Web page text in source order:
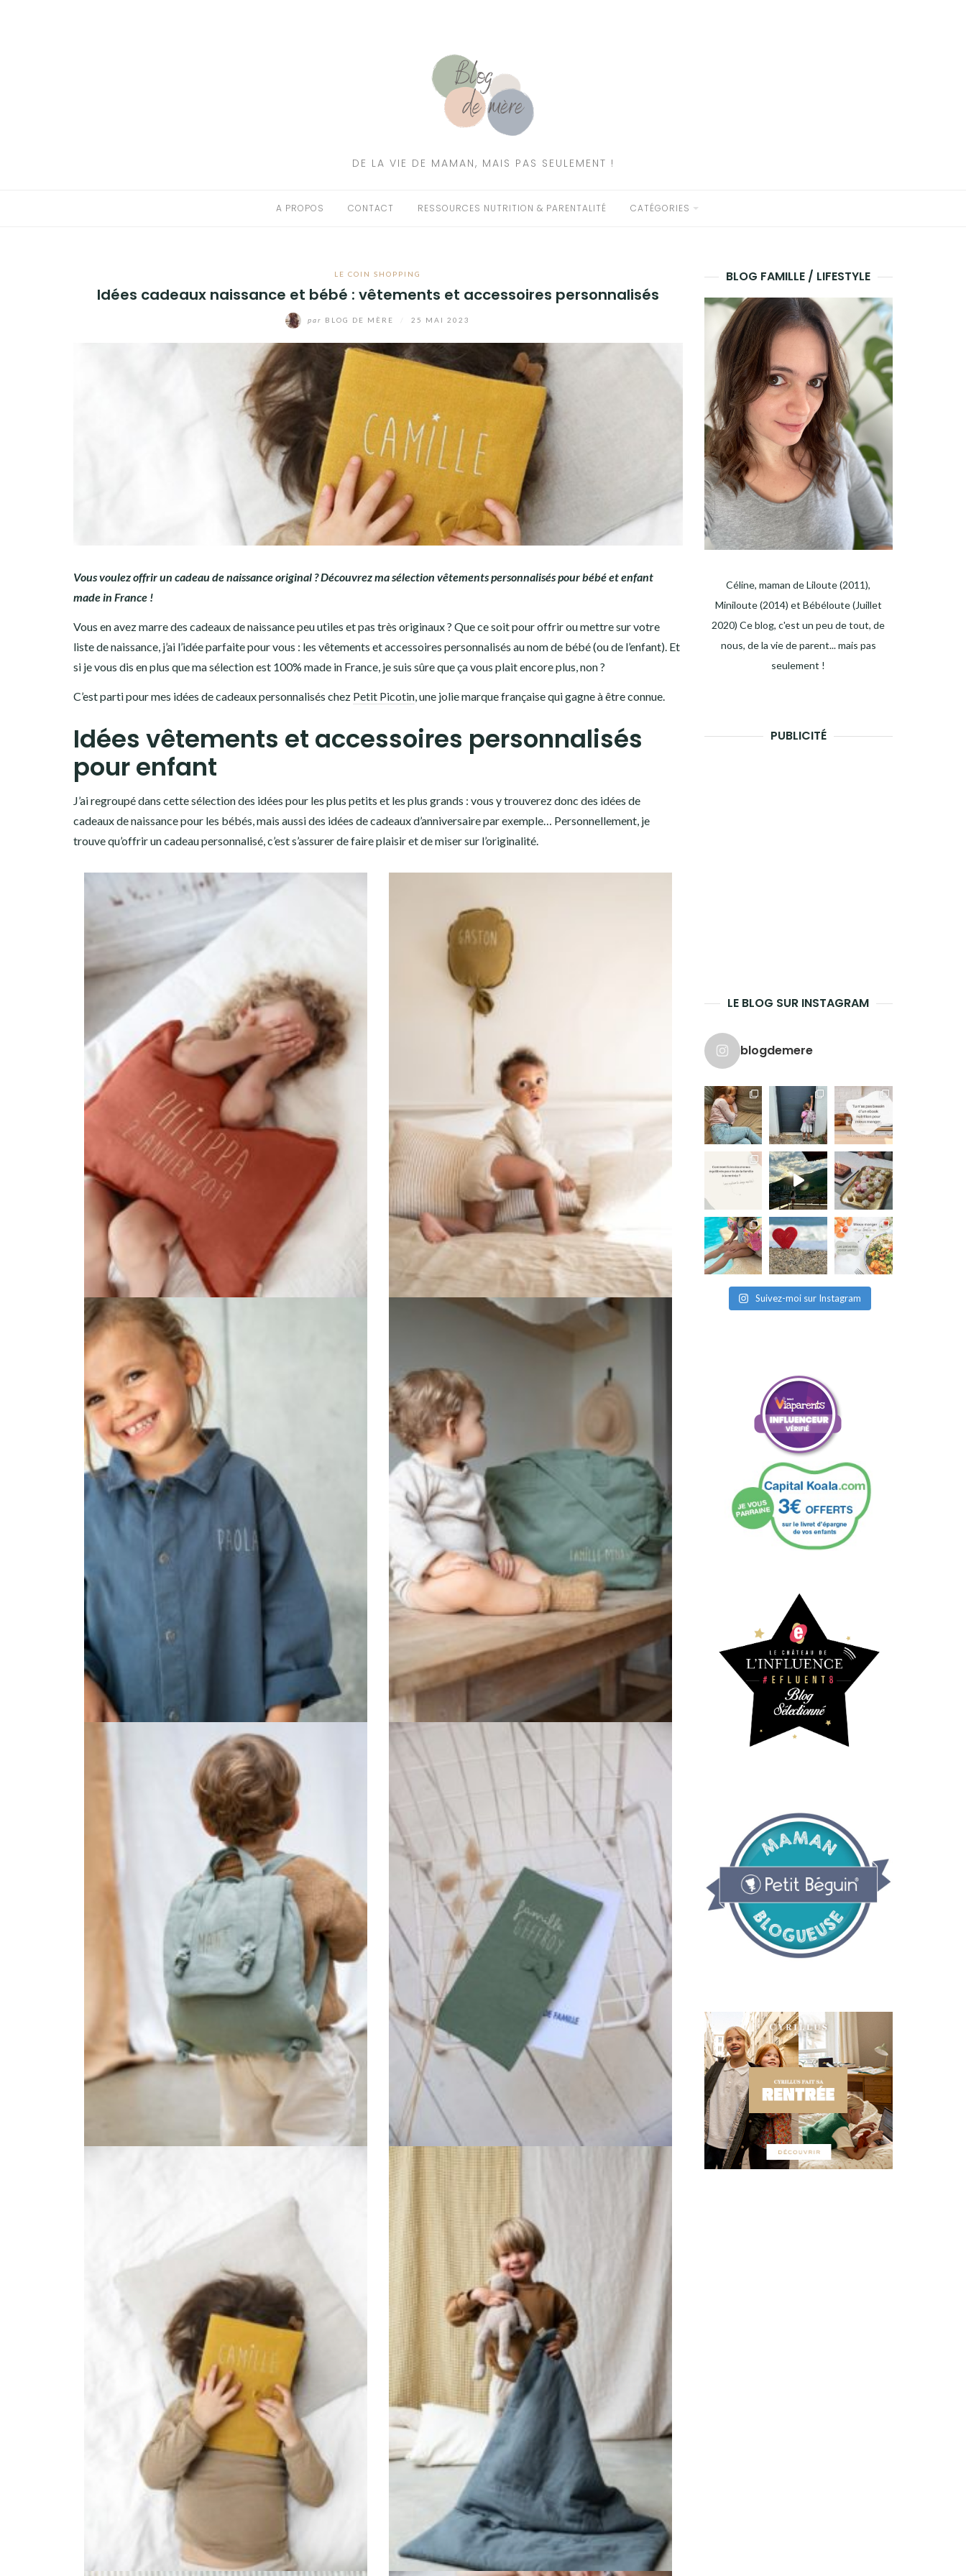
DE LA VIE DE MAMAN, MAIS PAS SEULEMENT !
A PROPOS CONTACT RESSOURCES NUTRITION & PARENTALITÉ CATÉGORIES
LE COIN SHOPPING
Idées cadeaux naissance et bébé : vêtements et accessoires personnalisés
par BLOG DE MÈRE 25 MAI 2023
Vous voulez offrir un cadeau de naissance original ? Découvrez ma sélection vêtements personnalisés pour bébé et enfant
made in France !
Vous en avez marre des cadeaux de naissance peu utiles et pas très originaux ? Que ce soit pour offrir ou mettre sur votre
liste de naissance, j’ai l’idée parfaite pour vous : les vêtements et accessoires personnalisés au nom de bébé (ou de l’enfant). Et
si je vous dis en plus que ma sélection est 100% made in France, je suis sûre que ça vous plait encore plus, non ?
C’est parti pour mes idées de cadeaux personnalisés chez Petit Picotin, une jolie marque française qui gagne à être connue.
Idées vêtements et accessoires personnalisés
pour enfant
J’ai regroupé dans cette sélection des idées pour les plus petits et les plus grands : vous y trouverez donc des idées de
cadeaux de naissance pour les bébés, mais aussi des idées de cadeaux d’anniversaire par exemple… Personnellement, je
trouve qu’offrir un cadeau personnalisé, c’est s’assurer de faire plaisir et de miser sur l’originalité.
BLOG FAMILLE / LIFESTYLE
Céline, maman de Liloute (2011),
Miniloute (2014) et Bébéloute (Juillet
2020) Ce blog, c'est un peu de tout, de
nous, de la vie de parent... mais pas
seulement !
PUBLICITÉ
LE BLOG SUR INSTAGRAM
blogdemere
Suivez-moi sur Instagram